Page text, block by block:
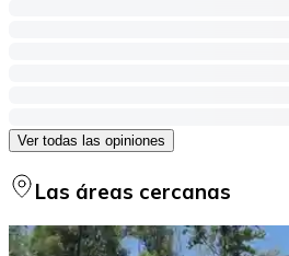
Ver todas las opiniones
Las áreas cercanas